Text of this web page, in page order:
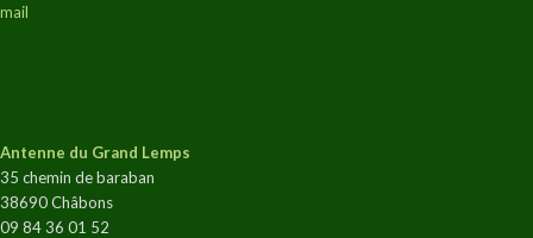
mail
Antenne du Grand Lemps
35 chemin de baraban
38690 Châbons
09 84 36 01 52